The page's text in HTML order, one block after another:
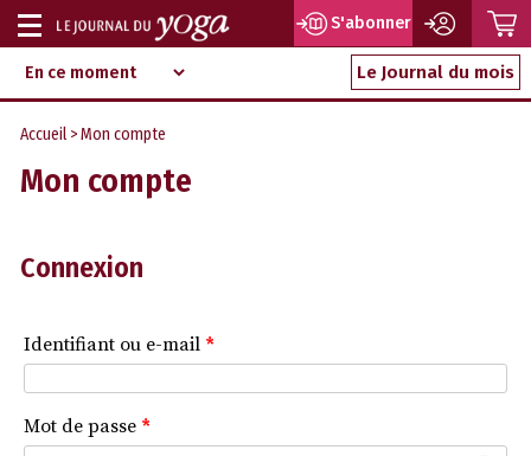
Aller
au
contenu
d‘information
indépendant
Afficher
ou
masquer
la
navigation
S'abonner
Le Journal du mois
Accueil > Mon compte
Mon compte
Connexion
Identifiant ou e-mail *
Mot de passe *